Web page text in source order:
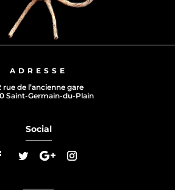
ADRESSE
rue de l’ancienne gare
Saint-Germain-du-Plain
Social